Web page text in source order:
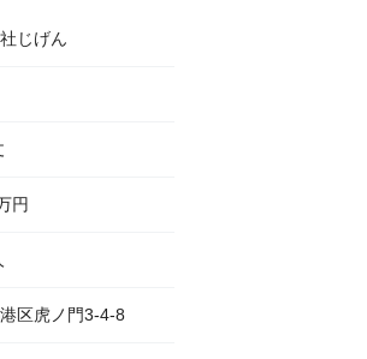
じげん
円
区虎ノ門3-4-8